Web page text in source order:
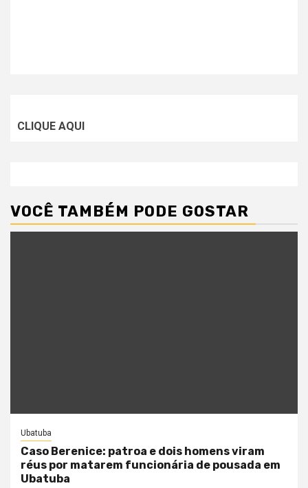
CLIQUE AQUI
VOCÊ TAMBÉM PODE GOSTAR
Ubatuba
Caso Berenice: patroa e dois homens viram
réus por matarem funcionária de pousada em
Ubatuba